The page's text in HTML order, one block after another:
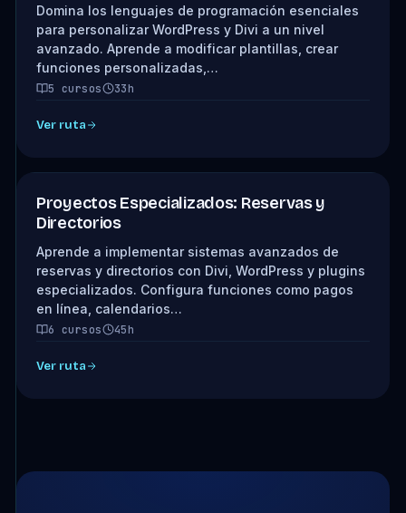
Domina los lenguajes de programación esenciales
para personalizar WordPress y Divi a un nivel
avanzado. Aprende a modificar plantillas, crear
funciones personalizadas,…
5 cursos 33h
Ver ruta
Proyectos Especializados: Reservas y
Directorios
Aprende a implementar sistemas avanzados de
reservas y directorios con Divi, WordPress y plugins
especializados. Configura funciones como pagos
en línea, calendarios…
6 cursos 45h
Ver ruta